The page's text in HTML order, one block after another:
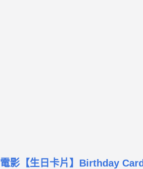
電影【生日卡片】Birthday Card